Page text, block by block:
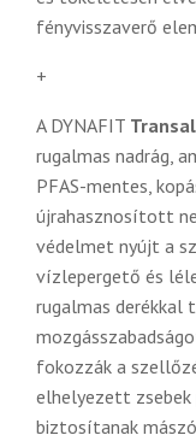
fényvisszaverő
+
A DYNAFIT
rugalmas nadrág,
PFAS-mentes,
újrahasznosított
védelmet nyújt a
vízlepergető és
rugalmas derékkal
fokozzák a
elhelyezett
biztosítanak